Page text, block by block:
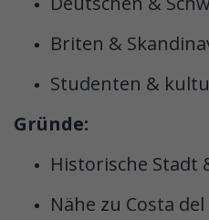
Briten &
Studenten &
Gründe:
Historische Stadt
Nähe zu Costa